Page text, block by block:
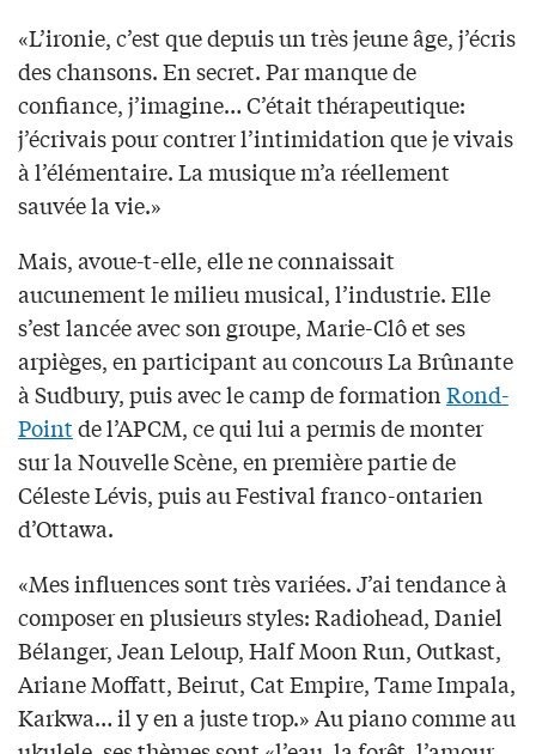
«L’ironie, c’est que depuis un très jeune âge, j’écris
des chansons. En secret. Par manque de
confiance, j’imagine… C’était thérapeutique:
j’écrivais pour contrer l’intimidation que je vivais
à l’élémentaire. La musique m’a réellement
sauvée la vie.»
Mais, avoue-t-elle, elle ne connaissait
aucunement le milieu musical, l’industrie. Elle
s’est lancée avec son groupe, Marie-Clô et ses
arpièges, en participant au concours La Brûnante
à Sudbury, puis avec le camp de formationRond-
Pointde l’APCM, ce qui lui a permis de monter
sur la Nouvelle Scène, en première partie de
Céleste Lévis, puis au Festival franco-ontarien
d’Ottawa.
«Mes influences sont très variées. J’ai tendance à
composer en plusieurs styles: Radiohead, Daniel
Bélanger, Jean Leloup, Half Moon Run, Outkast,
Ariane Moffatt, Beirut, Cat Empire, Tame Impala,
Karkwa… il y en a juste trop.» Au piano comme au